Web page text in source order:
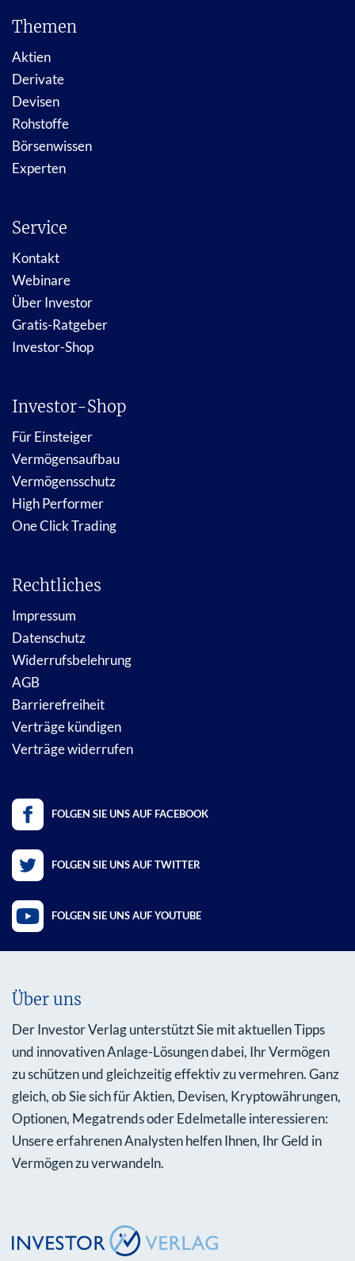
Themen
Aktien
Derivate
Devisen
Rohstoffe
Börsenwissen
Experten
Service
Kontakt
Webinare
Über Investor
Gratis-Ratgeber
Investor-Shop
Investor-Shop
Für Einsteiger
Vermögensaufbau
Vermögensschutz
High Performer
One Click Trading
Rechtliches
Impressum
Datenschutz
Widerrufsbelehrung
AGB
Barrierefreiheit
Verträge kündigen
Verträge widerrufen
FOLGEN SIE UNS AUF FACEBOOK
FOLGEN SIE UNS AUF TWITTER
FOLGEN SIE UNS AUF YOUTUBE
Über uns
Der Investor Verlag unterstützt Sie mit aktuellen Tipps
und innovativen Anlage-Lösungen dabei, Ihr Vermögen
zu schützen und gleichzeitig effektiv zu vermehren. Ganz
gleich, ob Sie sich für Aktien, Devisen, Kryptowährungen,
Optionen, Megatrends oder Edelmetalle interessieren:
Unsere erfahrenen Analysten helfen Ihnen, Ihr Geld in
Vermögen zu verwandeln.